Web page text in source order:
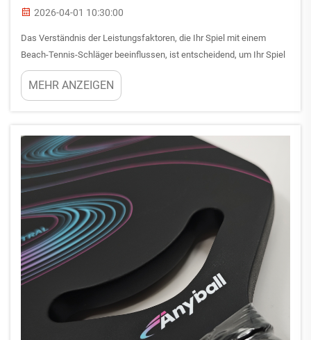
2026-04-01 10:30:00
Das Verständnis der Leistungsfaktoren, die Ihr Spiel mit einem
Beach-Tennis-Schläger beeinflussen, ist entscheidend, um Ihr Spiel
im Sand zu verbessern. Beach Tennis hat sich zu einer
Wettkampfsportart entwickelt, die spezifische
MEHR ANZEIGEN